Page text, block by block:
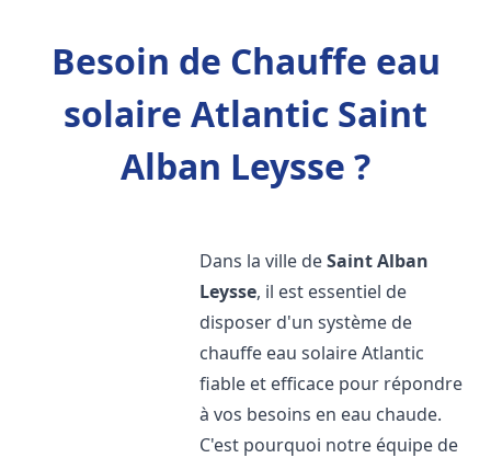
Besoin de Chauffe eau
solaire Atlantic Saint
Alban Leysse ?
Dans la ville deSaint Alban
Leysse, il est essentiel de
disposer d'un système de
chauffe eau solaire Atlantic
fiable et efficace pour répondre
à vos besoins en eau chaude.
C'est pourquoi notre équipe de